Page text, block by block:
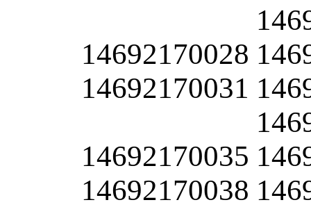
14692170028
14692170031
14692170035
14692170038